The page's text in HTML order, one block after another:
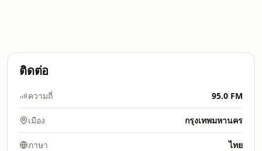
ติดต่อ
ความถี่ 95.0 FM
เมือง กรุงเทพมหานคร
ภาษา ไทย